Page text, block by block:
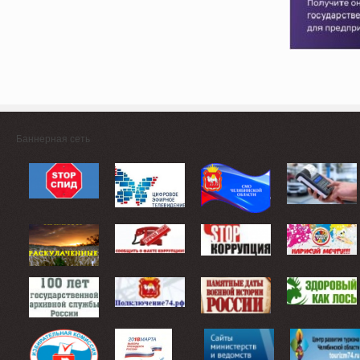
Баннерная сеть